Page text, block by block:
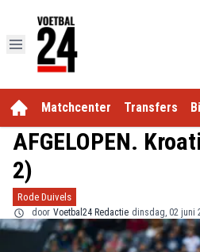
Matchcenter Transfers
AFGELOPEN.
2)
Rode Duivels
door Voetbal24 Redactie dinsdag, 02 juni